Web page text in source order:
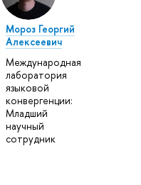
Мороз Георгий
Алексеевич
Международная
лаборатория
языковой
конвергенции:
Младший
научный
сотрудник